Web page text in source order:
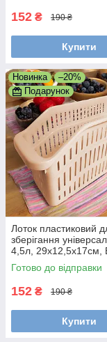
152 ₴ 190 ₴
Купити
Новинка
–20%
Подарунок
Лоток пластиковий
зберігання
4,5л, 29x12,5x17см,
(Пластиковий кошик)
Готово до відправки
152 ₴ 190 ₴
Купити